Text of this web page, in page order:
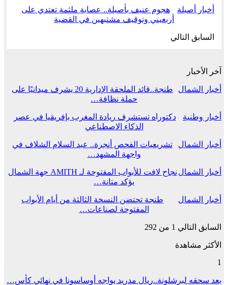
أخبار أصيلة
هجوم عنيف بأصيلة.. عصابة ملثمة تعتدي على
أربعيني وتوقيف مشتبهين في القضية
السابق التالي
آخر الأخبار
أخبار الشمال
طنجة..قائد الملحقة الإدارية 20 يشرف ميدانيًا على
حملة نظافة…
أخبار وطنية
دكتوراه تستشرف ريادة المغرب بإفريقيا في عصر
الذكاء الاصطناعي
أخبار الشمال
تشريعيات الفحص أنجرة.. عبد السلام الشلاف في
واجهة المشهد…
أخبار الشمال
نجاح لافت للأبواب المفتوحة لـ AMITH جهة الشمال
يؤكد متانة…
أخبار الشمال
طنجة تحتضن النسخة الثالثة من أيام الأبواب
المفتوحة لصناعات…
السابق التالي 1 من 292
الأكثر مشاهدة
1
بعد سحقه لبرشلونة..ريال مدريد يواجه أوساسونا في نهائي كأس…